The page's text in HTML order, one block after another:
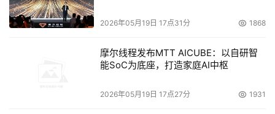
dig TXT 21cn.com
ip4:202.105.45.0/24  ip4:61.140.60.0/24
ip4:221.192.129.0/24   ip4:59.36.102.0/24 -all"
2026年05月19日 17点31分 1868
摩尔线程发布MTT AICUBE：以自研智
能SoC为底座，打造家庭AI中枢
2026年05月19日 17点27分 1931